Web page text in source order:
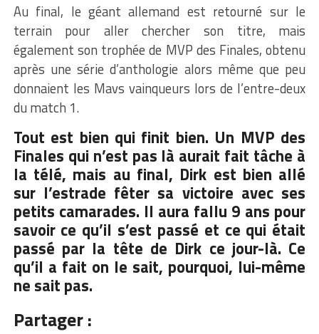
Au final, le géant allemand est retourné sur le
terrain pour aller chercher son titre, mais
également son trophée de MVP des Finales, obtenu
après une série d’anthologie alors même que peu
donnaient les Mavs vainqueurs lors de l’entre-deux
du match 1.
Tout est bien qui finit bien. Un MVP des
Finales qui n’est pas là aurait fait tâche à
la télé, mais au final, Dirk est bien allé
sur l’estrade fêter sa victoire avec ses
petits camarades. Il aura fallu 9 ans pour
savoir ce qu’il s’est passé et ce qui était
passé par la tête de Dirk ce jour-là. Ce
qu’il a fait on le sait, pourquoi, lui-même
ne sait pas.
Partager :